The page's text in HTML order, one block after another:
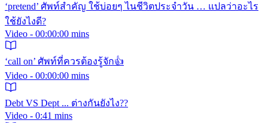
‘pretend’ ศัพท์สำคัญ ใช้บ่อยๆ ไนชีวิตประจำวัน … แปลว่าอะไร
ใช้ยังไงดี?
Video - 00:00:00 mins
‘call on’ ศัพท์ที่ควรต้องรู้จัก👍
Video - 00:00:00 mins
Debt VS Dept ... ต่างกันยังไง??
Video - 0:41 mins